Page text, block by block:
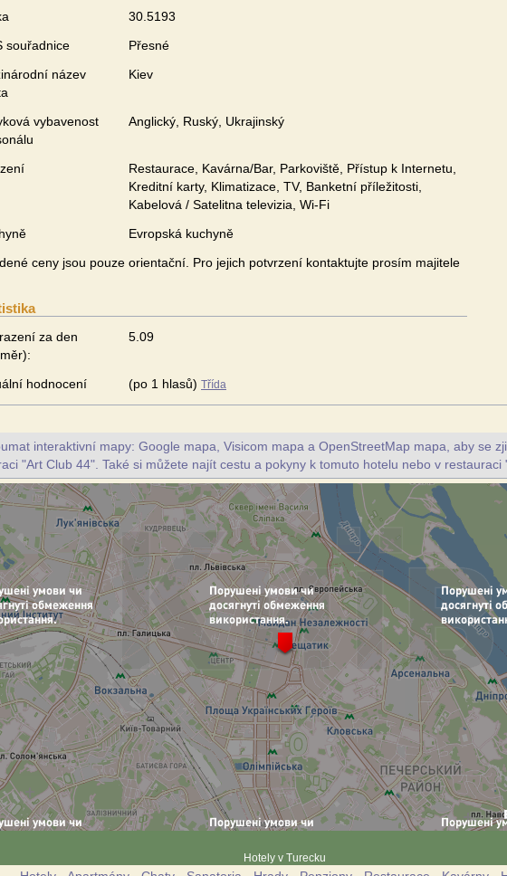
30.5193
souřadnice
Přesné
název
Kiev
vybavenost
Anglický, Ruský, Ukrajinský
Restaurace, Kavárna/Bar, Parkoviště, Přístup k Internetu,
Kreditní karty, Klimatizace, TV, Banketní příležitosti,
Kabelová / Satelitna televizia, Wi-Fi
Evropská kuchyně
ceny jsou pouze orientační. Pro jejich potvrzení kontaktujte prosím majitele
za den
5.09
hodnocení (po 1 hlasů) Třída
interaktivní mapy: Google mapa, Visicom mapa a OpenStreetMap mapa, aby se
"Art Club 44". Také si můžete najít cestu a pokyny k tomuto hotelu nebo v restauraci
Hotely v Turecku